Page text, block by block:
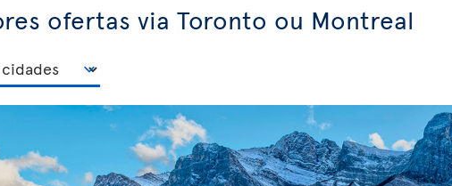
ofertas via Toronto ou Montreal